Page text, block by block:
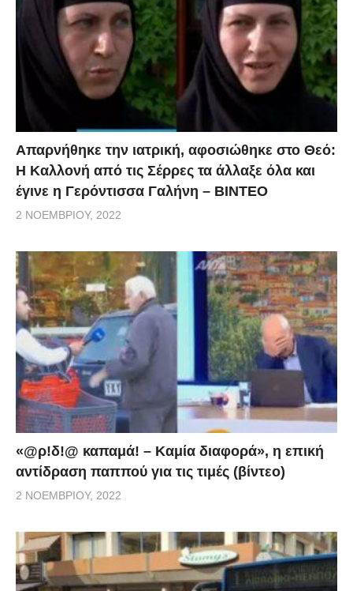
Απαρνήθηκε την ιατρική, αφοσιώθηκε στο Θεό:
Η Καλλονή από τις Σέρρες τα άλλαξε όλα και
έγινε η Γερόντισσα Γαλήνη – ΒΙΝΤΕΟ
2 ΝΟΕΜΒΡΊΟΥ, 2022
«@ρ!δ!@ καπαμά! – Καμία διαφορά», η επική
αντίδραση παππού για τις τιμές (βίντεο)
2 ΝΟΕΜΒΡΊΟΥ, 2022